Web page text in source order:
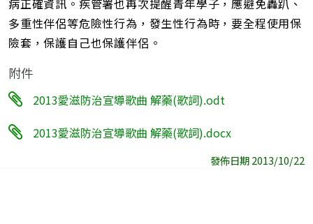
病正確資訊。疾管署也再次提醒青年學子，應避免轟趴、
多重性伴侶等危險性行為，發生性行為時，要全程使用保
險套，保護自己也保護伴侶。
附件
2013愛滋防治宣導歌曲 解藥(歌詞).odt
2013愛滋防治宣導歌曲 解藥(歌詞).docx
發佈日期 2013/10/22